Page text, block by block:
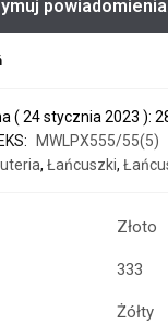
( 24 stycznia 2023 ):
MWLPX555/55(5)
,Łańcuszki,
Złoto
333
Żółty